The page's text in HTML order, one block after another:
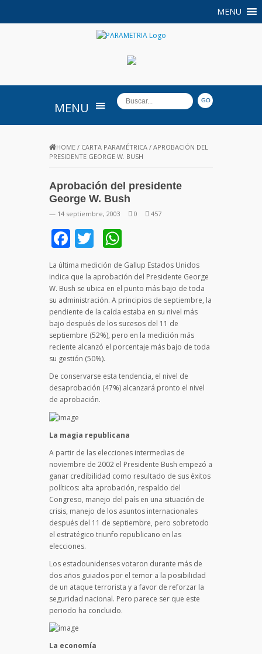
MENU
PARAMETRIA
MENU
HOME / CARTA PARAMÉTRICA /APROBACIÓN DEL
PRESIDENTE GEORGE W. BUSH
Aprobación del presidente
George W. Bush
— 14 septiembre, 2003 0 457
Facebook
Twitter
La última medición de Gallup Estados Unidos
indica que la aprobación del Presidente George
W. Bush se ubica en el punto más bajo de toda
su administración. A principios de septiembre, la
pendiente de la caída estaba en su nivel más
bajo después de los sucesos del 11 de
septiembre (52%), pero en la medición más
reciente alcanzó el porcentaje más bajo de toda
su gestión (50%).
De conservarse esta tendencia, el nivel de
desaprobación (47%) alcanzará pronto el nivel
de aprobación.
La magia republicana
A partir de las elecciones intermedias de
noviembre de 2002 el Presidente Bush empezó a
ganar credibilidad como resultado de sus éxitos
políticos: alta aprobación, respaldo del
Congreso, manejo del país en una situación de
crisis, manejo de los asuntos internacionales
después del 11 de septiembre, pero sobretodo
el estratégico triunfo republicano en las
elecciones.
Los estadounidenses votaron durante más de
dos años guiados por el temor a la posibilidad
de un ataque terrorista y a favor de reforzar la
seguridad nacional. Pero parece ser que este
periodo ha concluido.
La economía